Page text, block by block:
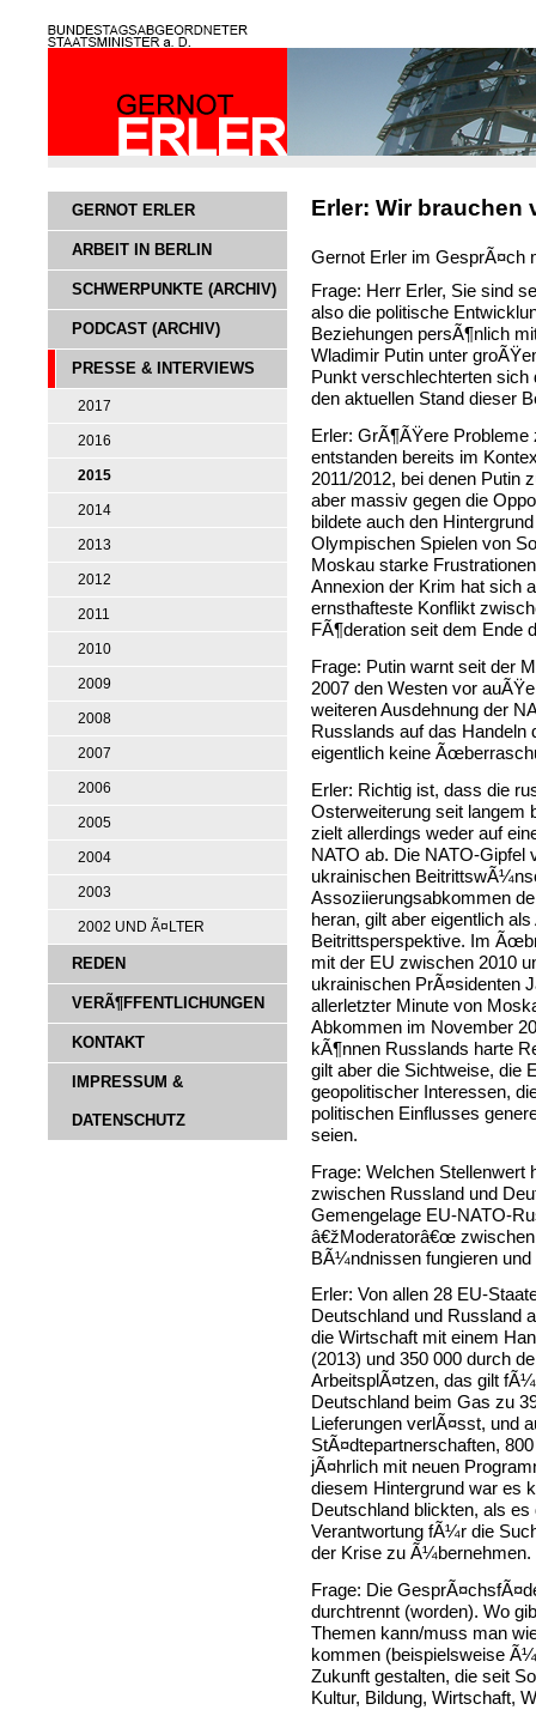
GERNOT ERLER
ARBEIT IN BERLIN
SCHWERPUNKTE (ARCHIV)
PODCAST (ARCHIV)
PRESSE & INTERVIEWS
2017
2016
2015
2014
2013
2012
2011
2010
2009
2008
2007
2006
2005
2004
2003
2002 UND Ã¤LTER
REDEN
VERÃ¶FFENTLICHUNGEN
KONTAKT
IMPRESSUM &
DATENSCHUTZ
Erler: Wir brauchen
Gernot Erler im GesprÃ¤ch
Frage: Herr Erler, Sie sind
also die politische
Beziehungen persÃ¶nlich
Wladimir Putin unter
Punkt verschlechterten
den aktuellen Stand dieser
Erler: GrÃ¶ÃŸere
entstanden bereits im
2011/2012, bei denen Putin
aber massiv gegen die
bildete auch den
Olympischen Spielen von
Moskau starke
Annexion der Krim hat sich
ernsthafteste Konflikt
FÃ¶deration seit dem Ende
Frage: Putin warnt seit der
2007 den Westen vor
weiteren Ausdehnung der
Russlands auf das Handeln
eigentlich keine
Erler: Richtig ist, dass die
Osterweiterung seit langem
zielt allerdings weder auf
NATO ab. Die NATO-Gipfel
ukrainischen
Assoziierungsabkommen
heran, gilt aber eigentlich
Beitrittsperspektive. Im
mit der EU zwischen 2010
ukrainischen PrÃ¤sidenten
allerletzter Minute von
Abkommen im November
kÃ¶nnen Russlands harte
gilt aber die Sichtweise, die
geopolitischer Interessen,
politischen Einflusses
seien.
Frage: Welchen Stellenwert
zwischen Russland und
Gemengelage EU-NATO-
â€žModeratorâ€œ
BÃ¼ndnissen fungieren
Erler: Von allen 28 EU-
Deutschland und Russland
die Wirtschaft mit einem
(2013) und 350 000 durch
ArbeitsplÃ¤tzen, das gilt
Deutschland beim Gas zu
Lieferungen verlÃ¤sst, und
StÃ¤dtepartnerschaften,
jÃ¤hrlich mit neuen
diesem Hintergrund war es
Deutschland blickten, als
Verantwortung fÃ¼r die
der Krise zu Ã¼bernehmen.
Frage: Die
durchtrennt (worden). Wo
Themen kann/muss man
kommen (beispielsweise
Zukunft gestalten, die seit
Kultur, Bildung, Wirtschaft,